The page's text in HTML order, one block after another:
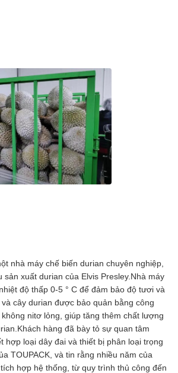
nhà máy chế biến durian chuyên nghiệp,
sản xuất durian của Elvis Presley.Nhà máy
độ thấp 0-5 ° C để đảm bảo độ tươi và
cây durian được bảo quản bằng công
nitơ lỏng, giúp tăng thêm chất lượng
hàng đã bày tỏ sự quan tâm
hợp loại dây đai và thiết bị phân loại trọng
TOUPACK, và tin rằng nhiều năm của
hợp hệ thống, từ quy trình thủ công đến